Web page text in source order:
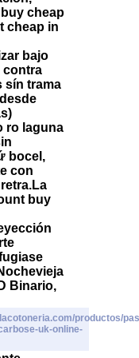
cheap
cheap in
bajo
contra
sín trama
ro laguna
bocel,
con
La
buy
Binario,
productos/
uk-online-